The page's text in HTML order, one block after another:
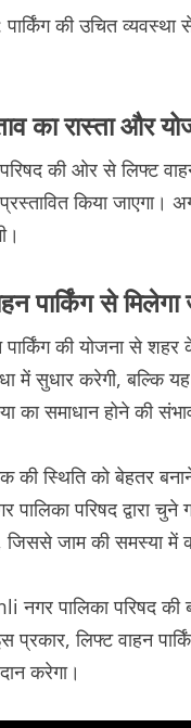
पार्किंग की उचित
का रास्ता और
की ओर से लिफ्ट
किया जाएगा।
पार्किंग से
की योजना से शहर
में सुधार करेगी, बल्कि
का समाधान होने की
स्थिति को बेहतर
पालिका परिषद द्वारा
जिससे जाम की समस्या में
पालिका परिषद की
प्रकार, लिफ्ट वाहन
करेगा।